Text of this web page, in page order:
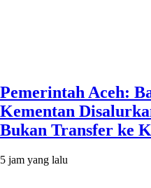
Pemerintah Aceh:
Kementan
Bukan Transfer ke
5 jam yang lalu